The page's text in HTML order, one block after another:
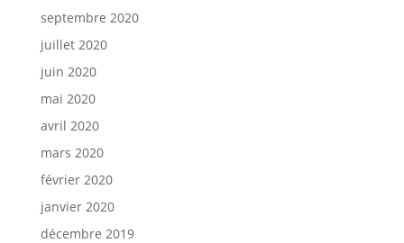
septembre 2020
juillet 2020
juin 2020
mai 2020
avril 2020
mars 2020
février 2020
janvier 2020
décembre 2019